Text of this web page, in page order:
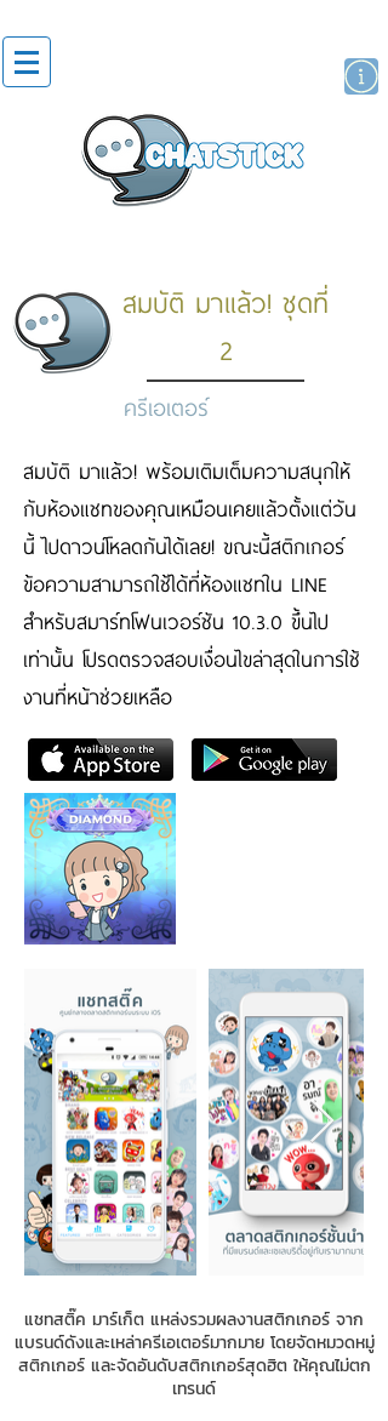
สมบัติ มาแล้ว! ชุดที่
2
ครีเอเตอร์
สมบัติ มาแล้ว! พร้อมเติมเต็มความสนุกให้
กับห้องแชทของคุณเหมือนเคยแล้วตั้งแต่วัน
นี้ ไปดาวน์โหลดกันได้เลย! ขณะนี้สติกเกอร์
ข้อความสามารถใช้ได้ที่ห้องแชทใน LINE
สำหรับสมาร์ทโฟนเวอร์ชัน 10.3.0 ขึ้นไป
เท่านั้น โปรดตรวจสอบเงื่อนไขล่าสุดในการใช้
งานที่หน้าช่วยเหลือ
แชทสติ๊ค มาร์เก็ต แหล่งรวมผลงานสติกเกอร์ จาก
แบรนด์ดังและเหล่าครีเอเตอร์มากมาย โดยจัดหมวดหมู่
สติกเกอร์ และจัดอันดับสติกเกอร์สุดฮิต ให้คุณไม่ตก
เทรนด์